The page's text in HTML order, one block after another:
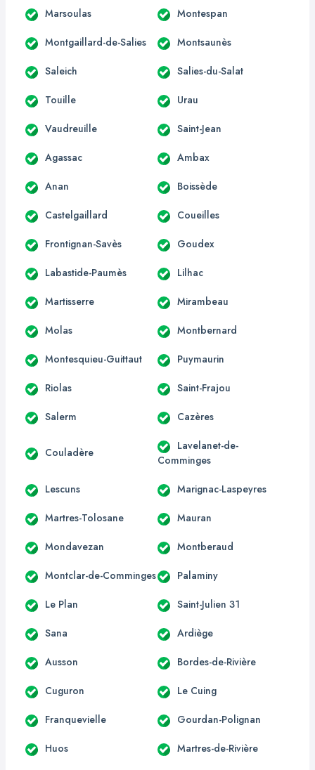
Marsoulas Montespan
Montgaillard-de-Salies Montsaunès
Saleich Salies-du-Salat
Touille Urau
Vaudreuille Saint-Jean
Agassac Ambax
Anan Boissède
Castelgaillard Coueilles
Frontignan-Savès Goudex
Labastide-Paumès Lilhac
Martisserre Mirambeau
Molas Montbernard
Montesquieu-Guittaut Puymaurin
Riolas Saint-Frajou
Salerm Cazères
Couladère
Lavelanet-de-
Comminges
Lescuns Marignac-Laspeyres
Martres-Tolosane Mauran
Mondavezan Montberaud
Montclar-de-Comminges Palaminy
Le Plan Saint-Julien 31
Sana Ardiège
Ausson Bordes-de-Rivière
Cuguron Le Cuing
Franquevielle Gourdan-Polignan
Huos Martres-de-Rivière